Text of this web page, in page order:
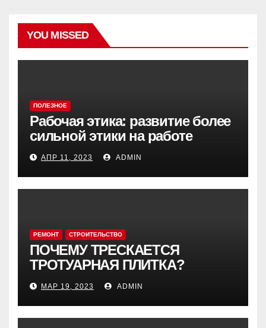
YOU MISSED
ПОЛЕЗНОЕ
Рабочая этика: развитие более
сильной этики на работе
АПР 11, 2023 ADMIN
РЕМОНТ СТРОИТЕЛЬСТВО
ПОЧЕМУ ТРЕСКАЕТСЯ
ТРОТУАРНАЯ ПЛИТКА?
МАР 19, 2023 ADMIN